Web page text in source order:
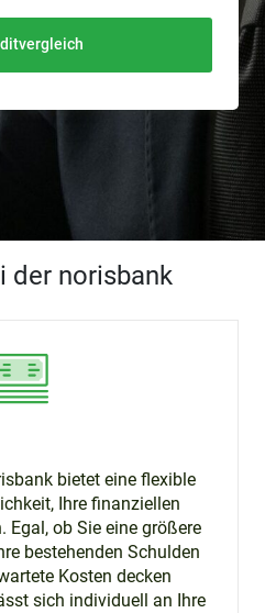
der norisbank
bietet eine flexible
Ihre finanziellen
Egal, ob Sie eine größere
bestehenden Schulden
Kosten decken
sich individuell an Ihre